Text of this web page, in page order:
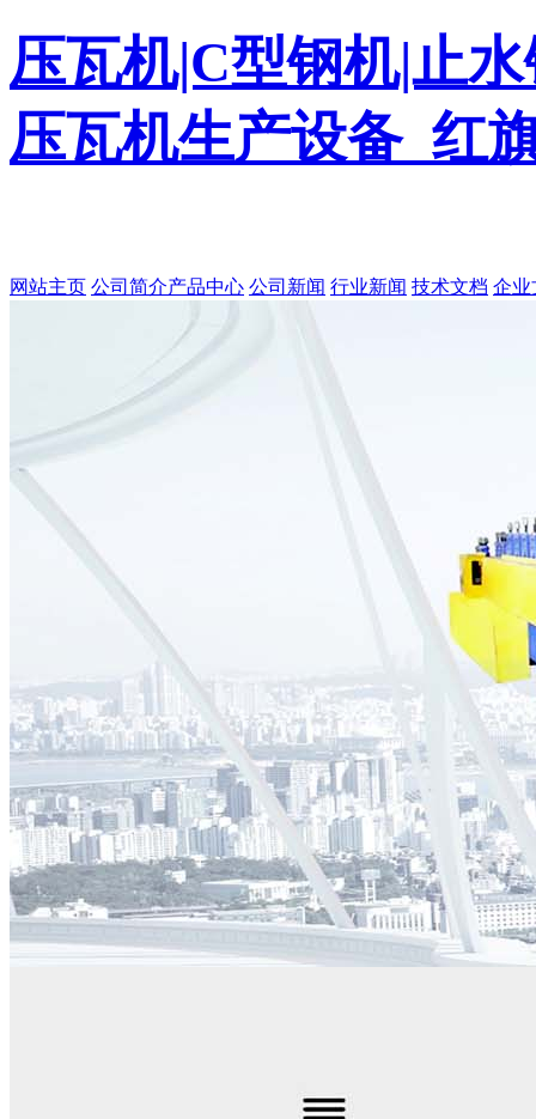
压瓦机|C型钢机|止
压瓦机生产设备_红
网站主页 公司简介产品中心 公司新闻 行业新闻 技术文档 企业